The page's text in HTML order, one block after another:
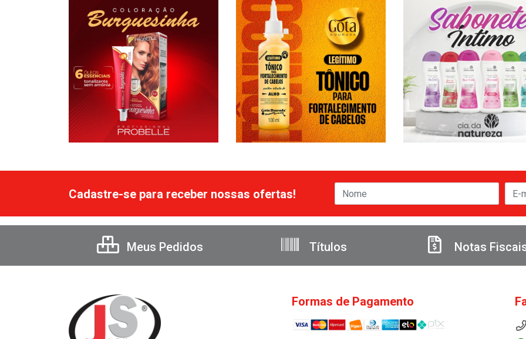
Cadastre-se para receber nossas ofertas!
Meus Pedidos Títulos Notas
Formas de Pagamento